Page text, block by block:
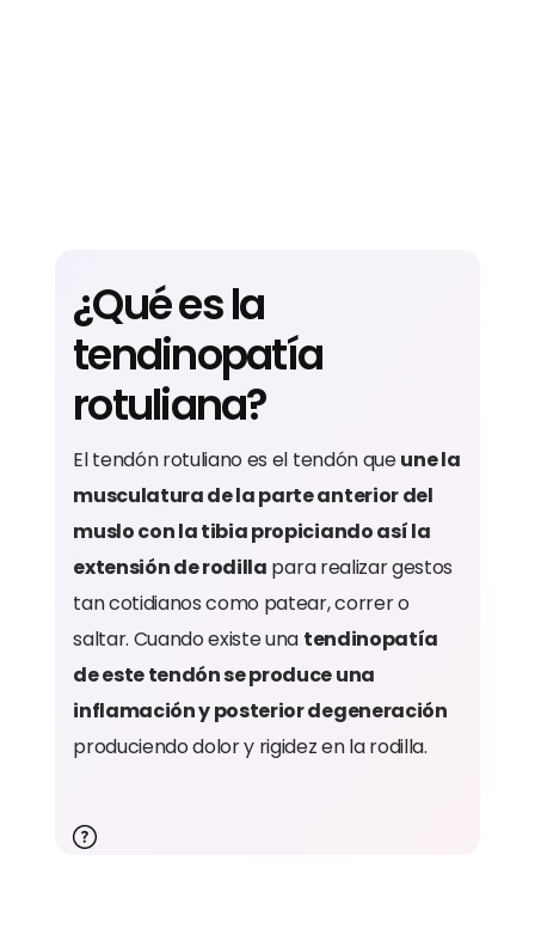
¿Qué es la
tendinopatía
rotuliana?
El tendón rotuliano es el tendón queune la
musculatura de la parte anterior del
muslo con la tibia propiciando así la
extensión de rodilla para realizar gestos
tan cotidianos como patear, correr o
saltar. Cuando existe una tendinopatía
de este tendón se produce una
inflamación y posterior degeneración
produciendo dolor y rigidez en la rodilla.